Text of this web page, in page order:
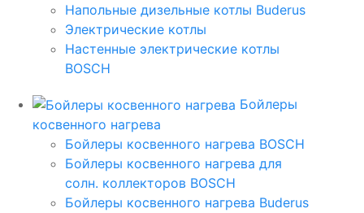
Напольные дизельные котлы Buderus
Электрические котлы
Настенные электрические котлы
BOSCH
Бойлеры
косвенного нагрева
Бойлеры косвенного нагрева BOSCH
Бойлеры косвенного нагрева для
солн. коллекторов BOSCH
Бойлеры косвенного нагрева Buderus